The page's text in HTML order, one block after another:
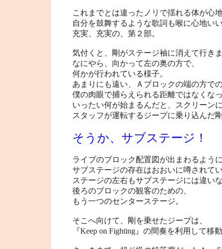
これまでとは違ったノリで揺れる体が心
自分を鼓舞するような歌詞も喉に心地い
充実、充実の、第２部。
気付くと、剛がステージ袖に消えて行き
なにやら、向かって左の奥の方で、
何かが行われている様子。
あまりにも遠い、Ａブロックの端の方で
僕の肉眼で捕らえられる距離ではなくな
いったい何が始まるんだと、スクリーン
スタッフが運転するジープに乗り込んだ
そうか、サブステージ！
ライブのブロック配置図が出まわるよう
サブステージの存在はおおいに噂されて
ステージの左右もサブステージには違い
後ろのブロックの観客のための、
もう一つのセンターステージ。
そこへ向けて、剛を乗せたジープは、
『Keep on Fighting』の間奏を利用して移